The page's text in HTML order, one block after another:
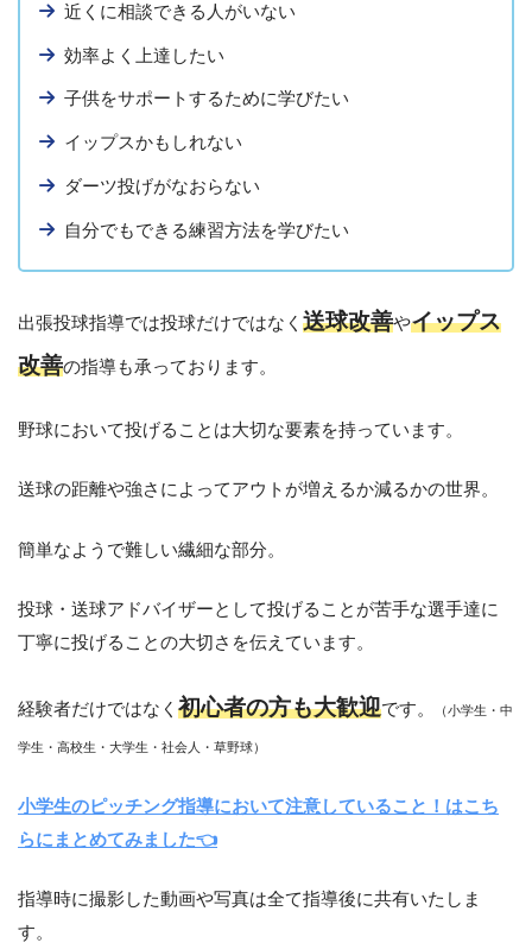
近くに相談できる人がいない
効率よく上達したい
子供をサポートするために学びたい
イップスかもしれない
ダーツ投げがなおらない
自分でもできる練習方法を学びたい
出張投球指導では投球だけではなく 送球改善やイップス
改善の指導も承っております。
野球において投げることは大切な要素を持っています。
送球の距離や強さによってアウトが増えるか減るかの世界。
簡単なようで難しい繊細な部分。
投球・送球アドバイザーとして投げることが苦手な選手達に
丁寧に投げることの大切さを伝えています。
経験者だけではなく 初心者の方も大歓迎です。 （小学生・中
学生・高校生・大学生・社会人・草野球）
小学生のピッチング指導において注意していること！はこち
らにまとめてみました👈
指導時に撮影した動画や写真は全て指導後に共有いたしま
す。